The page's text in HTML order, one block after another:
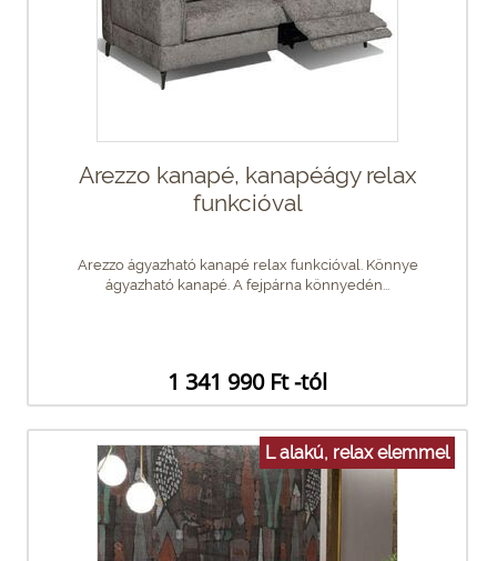
Arezzo kanapé, kanapéágy relax
funkcióval
Arezzo ágyazható kanapé relax funkcióval. Könnye
ágyazható kanapé. A fejpárna könnyedén...
1 341 990 Ft -tól
L alakú, relax elemmel